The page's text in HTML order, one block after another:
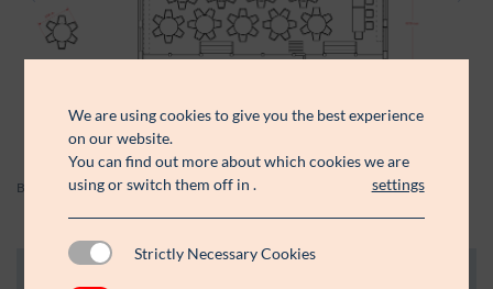
Bryllup med hovedbord og små runde borde
We are using cookies to give you the best experience
on our website.
You can find out more about which cookies we are
using or switch them off in
settings
.
Strictly Necessary Cookies